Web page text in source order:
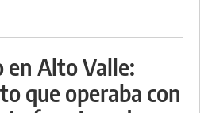
Alto Valle:
que operaba con